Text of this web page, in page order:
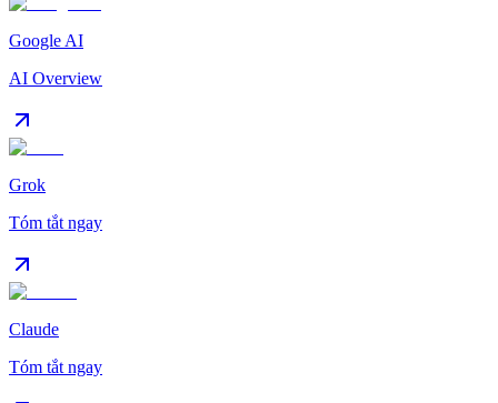
Google AI
AI Overview
Grok
Tóm tắt ngay
Claude
Tóm tắt ngay